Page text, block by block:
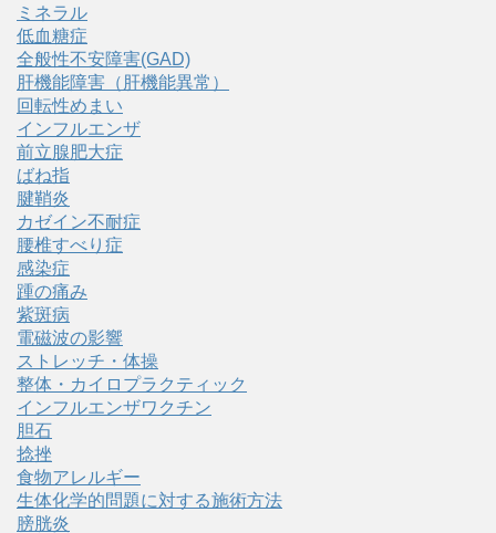
ミネラル
低血糖症
全般性不安障害(GAD)
肝機能障害（肝機能異常）
回転性めまい
インフルエンザ
前立腺肥大症
ばね指
腱鞘炎
カゼイン不耐症
腰椎すべり症
感染症
踵の痛み
紫斑病
電磁波の影響
ストレッチ・体操
整体・カイロプラクティック
インフルエンザワクチン
胆石
捻挫
食物アレルギー
生体化学的問題に対する施術方法
膀胱炎